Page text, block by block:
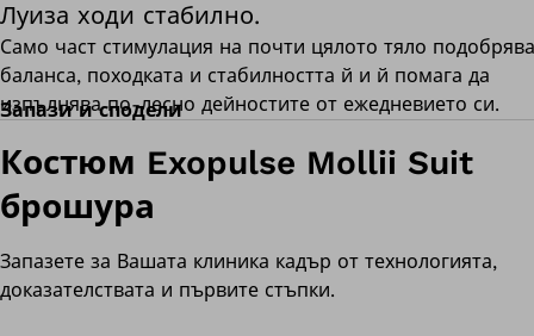
Луиза ходи стабилно.
Само част стимулация на почти цялото тяло подобрява
баланса, походката и стабилността й и й помага да
изпълнява по-лесно дейностите от ежедневието си.
Запази и сподели
Костюм Exopulse Mollii Suit
брошура
Запазете за Вашата клиника кадър от технологията,
доказателствата и първите стъпки.